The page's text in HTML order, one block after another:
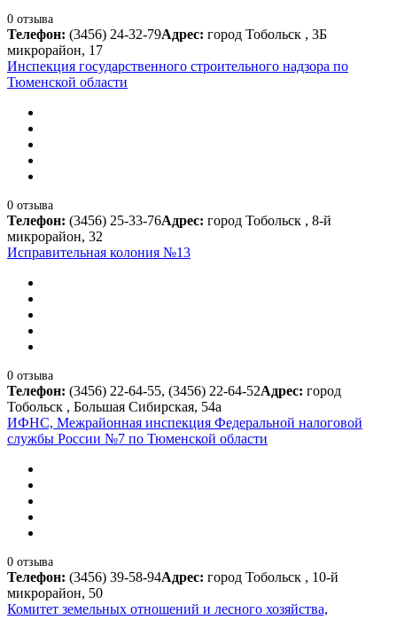
0 отзыва
Телефон: (3456) 24-32-79Адрес: город Тобольск , 3Б
микрорайон, 17
Инспекция государственного строительного надзора по
Тюменской области
0 отзыва
Телефон: (3456) 25-33-76Адрес: город Тобольск , 8-й
микрорайон, 32
Исправительная колония №13
0 отзыва
Телефон: (3456) 22-64-55, (3456) 22-64-52Адрес: город
Тобольск , Большая Сибирская, 54а
ИФНС, Межрайонная инспекция Федеральной налоговой
службы России №7 по Тюменской области
0 отзыва
Телефон: (3456) 39-58-94Адрес: город Тобольск , 10-й
микрорайон, 50
Комитет земельных отношений и лесного хозяйства,